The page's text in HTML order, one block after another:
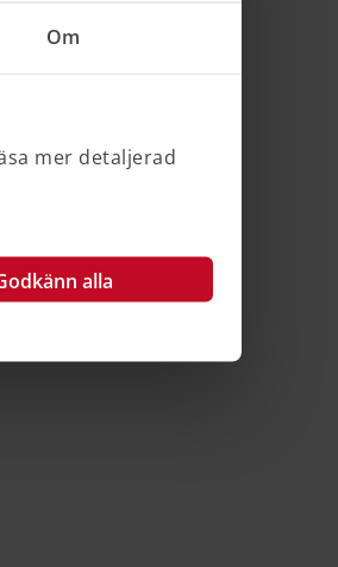
Om
mer detaljerad
alla